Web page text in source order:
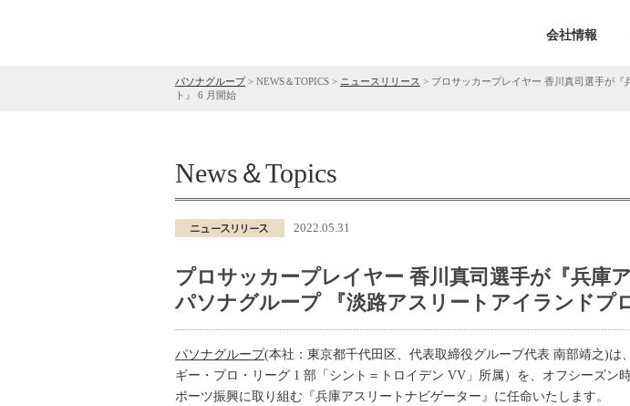
会社情報
パソナグループ> NEWS＆TOPICS > ニュースリリース > プロサッカープレイヤー 香川真司選手が
ト』 6 月開始
News＆Topics
2022.05.31
プロサッカープレイヤー 香川真司選手が『兵庫
パソナグループ 『淡路アスリートアイランドプ
パソナグループ(本社：東京都千代田区、代表取締役グループ代表 南部靖之)
ギー・プロ・リーグ 1 部「シント＝トロイデン VV」所属）を、オフシーズ
ポーツ振興に取り組む『兵庫アスリートナビゲーター』に任命いたします。